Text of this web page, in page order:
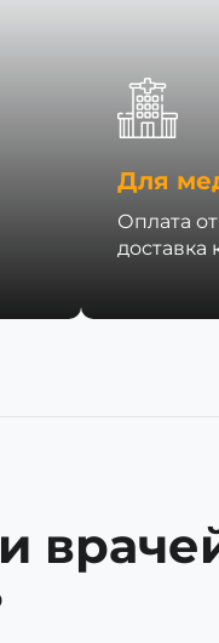
Для
Оплата